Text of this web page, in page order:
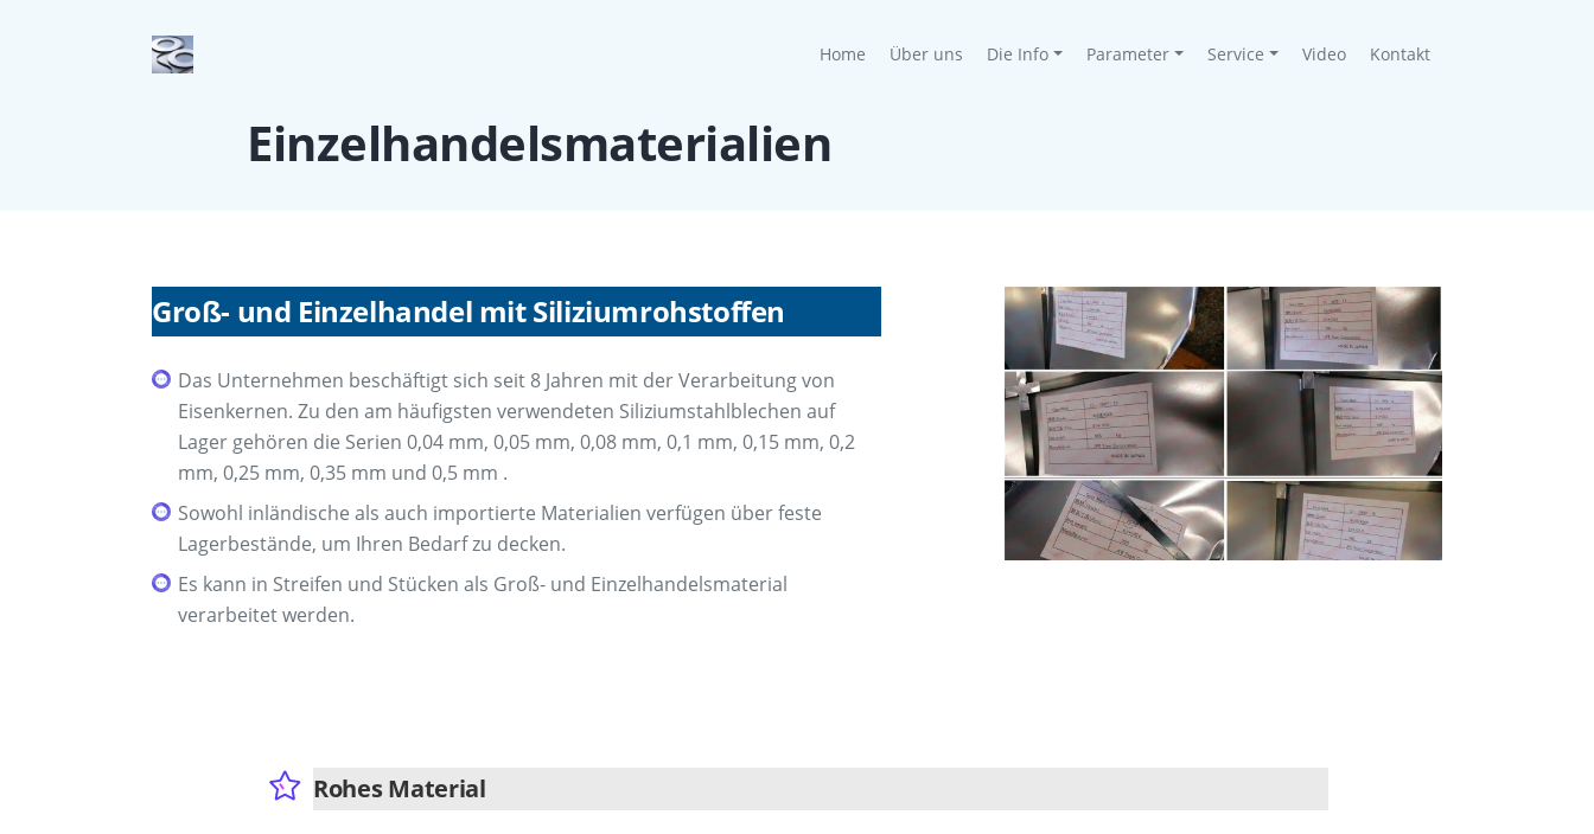
Home (current)
Über uns Die Info Parameter Service Video Kontakt
Einzelhandelsmaterialien
Groß- und Einzelhandel mit Siliziumrohstoffen
Das Unternehmen beschäftigt sich seit 8 Jahren mit der Verarbeitung von
Eisenkernen. Zu den am häufigsten verwendeten Siliziumstahlblechen auf
Lager gehören die Serien 0,04 mm, 0,05 mm, 0,08 mm, 0,1 mm, 0,15 mm, 0,2
mm, 0,25 mm, 0,35 mm und 0,5 mm .
Sowohl inländische als auch importierte Materialien verfügen über feste
Lagerbestände, um Ihren Bedarf zu decken.
Es kann in Streifen und Stücken als Groß- und Einzelhandelsmaterial
verarbeitet werden.
Rohes Material